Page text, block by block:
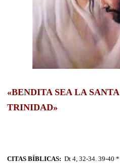
«BENDITA SEA LA
TRINIDAD»
CITAS BÍBLICAS: Dt 4, 32-34. 39-40